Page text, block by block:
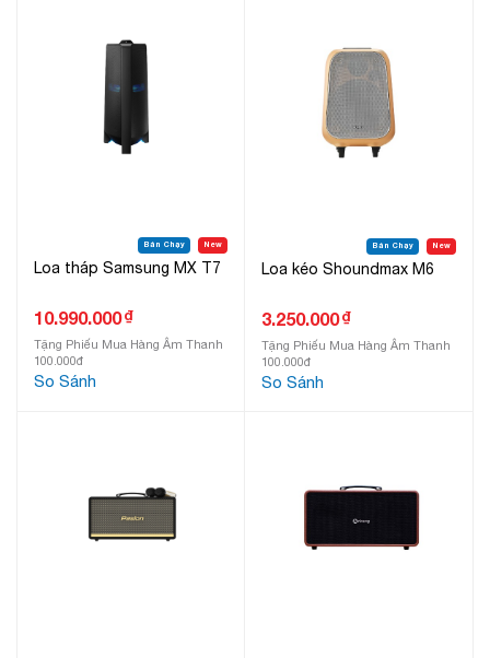
Bán Chạy New
Loa tháp Samsung MX T7
10.990.000₫
Tặng Phiếu Mua Hàng Âm Thanh
100.000đ
So Sánh
Bán Chạy New
Loa kéo Shoundmax M6
3.250.000₫
Tặng Phiếu Mua Hàng Âm Thanh
100.000đ
So Sánh